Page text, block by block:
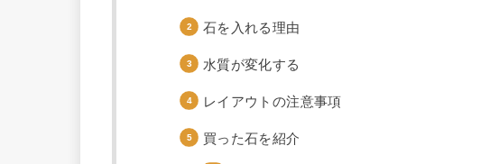
石を入れる理由
水質が変化する
レイアウトの注意事項
買った石を紹介